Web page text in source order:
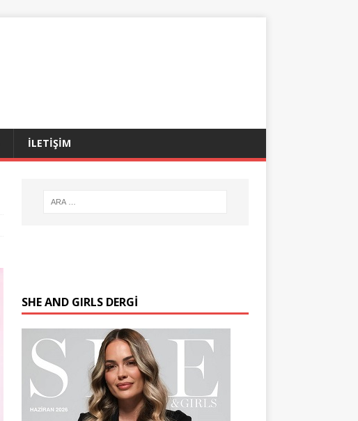
İLETİŞİM
SHE AND GIRLS DERGİ